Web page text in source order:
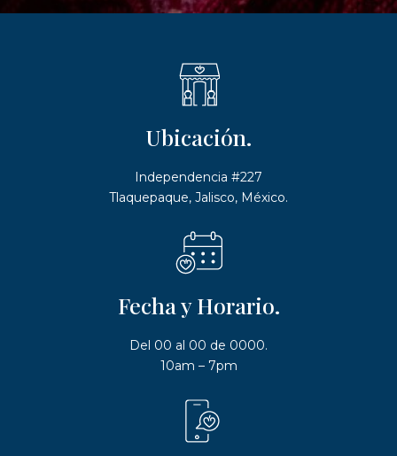
Ubicación.
Independencia #227
Tlaquepaque, Jalisco, México.
Fecha y Horario.
Del 00 al 00 de 0000.
10am – 7pm